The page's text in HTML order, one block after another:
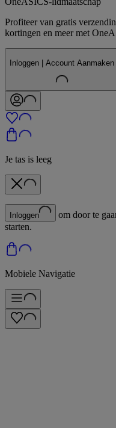
Profiteer van gratis
kortingen en meer met
Inloggen | Account Aanmaken
Je tas is leeg
Inloggen
om door te
starten.
Mobiele Navigatie